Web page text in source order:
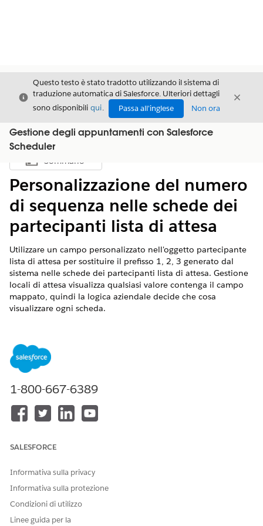
Chiudi
Questo testo è stato tradotto utilizzando il sistema di
traduzione automatica di Salesforce. Ulteriori dettagli
sono disponibili qui. Passa all'inglese Non ora
Chiudi
Gestione degli appuntamenti con Salesforce
Scheduler
Mostra sommario
Sommario
Personalizzazione del numero
di sequenza nelle schede dei
partecipanti lista di attesa
Utilizzare un campo personalizzato nell'oggetto partecipante
lista di attesa per sostituire il prefisso 1, 2, 3 generato dal
sistema nelle schede dei partecipanti lista di attesa. Gestione
locali di attesa visualizza qualsiasi valore contenga il campo
mappato, quindi la logica aziendale decide che cosa
visualizzare ogni scheda.
Disponibile nelle versioni: Lightning Experience.
Disponibile in:
visualizza un indice generato dal sistema — 1., 2., 3. —
nell'intestazione di ogni scheda partecipante lista di attesa.
partecipante lista di attesa, Gestione locali di attesa
Pianificazione del campo personalizzato
Pianificare il modo in cui Gestione locali di attesa legge il
campo personalizzato:
1-800-667-6389
SALESFORCE
Informativa sulla privacy
Informativa sulla protezione
Condizioni di utilizzo
Linee guida per la